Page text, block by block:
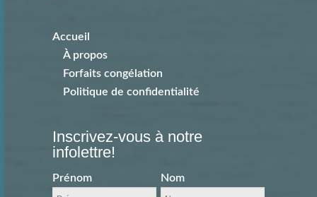
Accueil
À propos
Forfaits congélation
Politique de confidentialité
Inscrivez-vous à notre
infolettre!
Prénom Nom